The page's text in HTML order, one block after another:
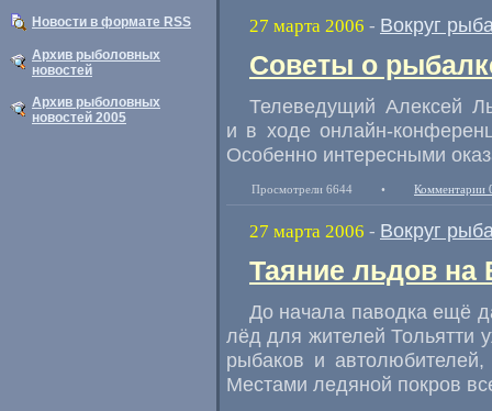
Новости в формате RSS
Архив рыболовных
новостей
Архив рыболовных
новостей 2005
27 марта 2006 - Вокруг
Советы о
Телеведущий Алексей
и в ходе онлайн-
Особенно интересными
Просмотрели 6644 • Комментарии
27 марта 2006 - Вокруг
Таяние льдов на
До начала паводка ещё
лёд для жителей Тольятти
рыбаков и
Местами ледяной покров